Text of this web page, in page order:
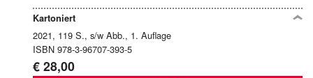
Kartoniert
2021, 119 S., s/w Abb., 1. Auflage
ISBN 978-3-96707-393-5
€ 28,00